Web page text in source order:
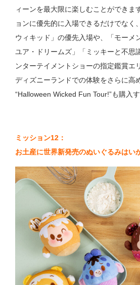
ィーンを最大限に楽しむことができま
ョンに優先的に入場できるだけでなく
ウィキッド」の優先入場や、「モーメ
ユア・ドリームズ」「ミッキーと不思
ンターテイメントショーの指定鑑賞エ
ディズニーランドでの体験をさらに高
“Halloween Wicked Fun Tour!”も購入
ミッション12：
お土産に世界新発売のぬいぐるみはい